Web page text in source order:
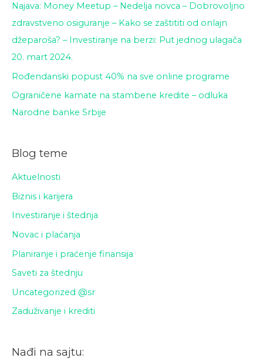
Najava: Money Meetup – Nedelja novca – Dobrovoljno
zdravstveno osiguranje – Kako se zaštititi od onlajn
džeparoša? – Investiranje na berzi: Put jednog ulagača
20. mart 2024.
Rođendanski popust 40% na sve online programe
Ograničene kamate na stambene kredite – odluka
Narodne banke Srbije
Blog teme
Aktuelnosti
Biznis i karijera
Investiranje i štednja
Novac i plaćanja
Planiranje i praćenje finansija
Saveti za štednju
Uncategorized @sr
Zaduživanje i krediti
Nađi na sajtu: